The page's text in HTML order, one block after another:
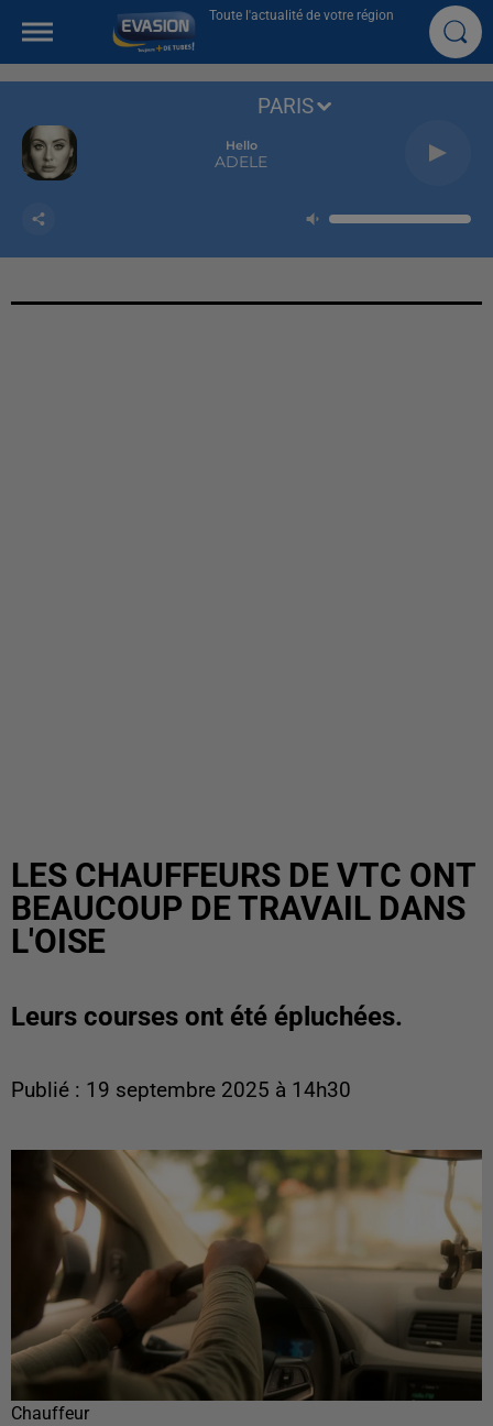
Toute l'actualité de votre région
Hello
ADELE
PARIS
LES CHAUFFEURS DE VTC ONT
BEAUCOUP DE TRAVAIL DANS
L'OISE
Leurs courses ont été épluchées.
Publié : 19 septembre 2025 à 14h30
Chauffeur